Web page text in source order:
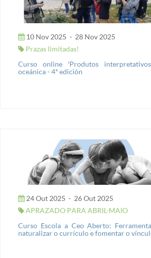
10 Nov 2025 - 28 Nov 2025
Prazas limitadas!
Curso online 'Produtos
oceánica - 4ª edición
24 Out 2025 - 26 Out 2025
APRAZADO PARA ABRIL-MAIO
Curso Escola a Ceo Aberto:
naturalizar o currículo e fomentar o